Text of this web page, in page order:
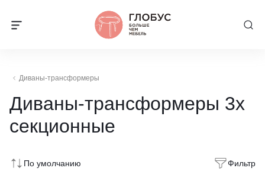
Диваны-трансформеры
Диваны-трансформеры 3х
секционные
По умолчанию Фильтр